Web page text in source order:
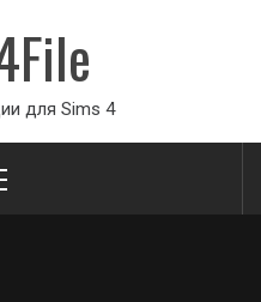
для Sims 4